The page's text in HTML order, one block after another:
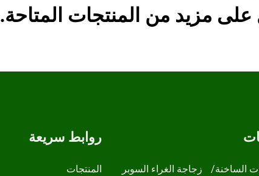
مزيد من المنتجات المتاحة.
الساخنة/
زجاجة الغراء السوبر
روابط سريعة
المنتجات